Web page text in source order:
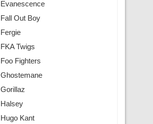
Evanescence
Fall Out Boy
Fergie
FKA Twigs
Foo Fighters
Ghostemane
Gorillaz
Halsey
Hugo Kant